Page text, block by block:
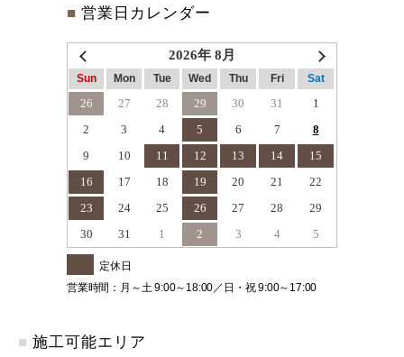
■ 営業日カレンダー
2026年 8月
Sun Mon Tue Wed Thu Fri Sat
26 27 28 29 30 31
1
2
3 4 5 6 7
8
9
10 11 12 13 14
15
16
17 18 19 20 21
22
23
24 25 26 27 28
29
30
31 1 2 3 4 5
定休日
営業時間：月～土 9:00～18:00／日・祝 9:00～17:00
■ 施工可能エリア